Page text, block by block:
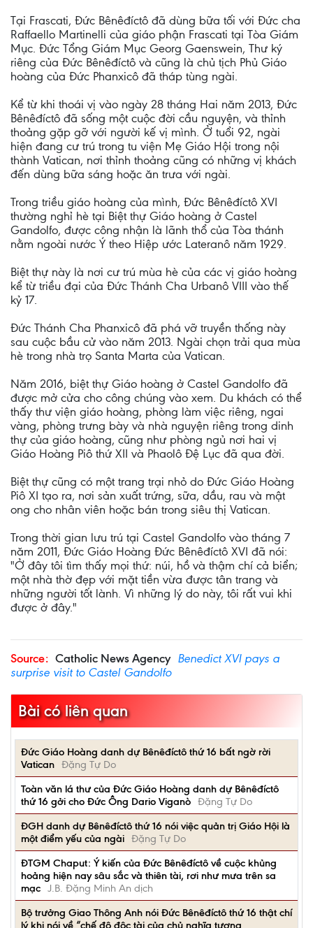
Tại Frascati, Đức Bênêđíctô đã dùng bữa tối với Đức cha
Raffaello Martinelli của giáo phận Frascati tại Tòa Giám
Mục. Đức Tổng Giám Mục Georg Gaenswein, Thư ký
riêng của Đức Bênêđíctô và cũng là chủ tịch Phủ Giáo
hoàng của Đức Phanxicô đã tháp tùng ngài.
Kể từ khi thoái vị vào ngày 28 tháng Hai năm 2013, Đức
Bênêđíctô đã sống một cuộc đời cầu nguyện, và thỉnh
thoảng gặp gỡ với người kế vị mình. Ở tuổi 92, ngài
hiện đang cư trú trong tu viện Mẹ Giáo Hội trong nội
thành Vatican, nơi thỉnh thoảng cũng có những vị khách
đến dùng bữa sáng hoặc ăn trưa với ngài.
Trong triều giáo hoàng của mình, Đức Bênêđíctô XVI
thường nghỉ hè tại Biệt thự Giáo hoàng ở Castel
Gandolfo, được công nhận là lãnh thổ của Tòa thánh
nằm ngoài nước Ý theo Hiệp ước Lateranô năm 1929.
Biệt thự này là nơi cư trú mùa hè của các vị giáo hoàng
kể từ triều đại của Đức Thánh Cha Urbanô VIII vào thế
kỷ 17.
Đức Thánh Cha Phanxicô đã phá vỡ truyền thống này
sau cuộc bầu cử vào năm 2013. Ngài chọn trải qua mùa
hè trong nhà trọ Santa Marta của Vatican.
Năm 2016, biệt thự Giáo hoàng ở Castel Gandolfo đã
được mở cửa cho công chúng vào xem. Du khách có thể
thấy thư viện giáo hoàng, phòng làm việc riêng, ngai
vàng, phòng trưng bày và nhà nguyện riêng trong dinh
thự của giáo hoàng, cũng như phòng ngủ nơi hai vị
Giáo Hoàng Piô thứ XII và Phaolô Đệ Lục đã qua đời.
Biệt thự cũng có một trang trại nhỏ do Đức Giáo Hoàng
Piô XI tạo ra, nơi sản xuất trứng, sữa, dầu, rau và mật
ong cho nhân viên hoặc bán trong siêu thị Vatican.
Trong thời gian lưu trú tại Castel Gandolfo vào tháng 7
năm 2011, Đức Giáo Hoàng Đức Bênêđíctô XVI đã nói:
"Ở đây tôi tìm thấy mọi thứ: núi, hồ và thậm chí cả biển;
một nhà thờ đẹp với mặt tiền vừa được tân trang và
những người tốt lành. Vì những lý do này, tôi rất vui khi
được ở đây."
Source: Catholic News Agency Benedict XVI pays a
surprise visit to Castel Gandolfo
Bài có liên quan
Đức Giáo Hoàng danh dự Bênêđíctô thứ 16 bất ngờ rời
Vatican Đặng Tự Do
Toàn văn lá thư của Đức Giáo Hoàng danh dự Bênêđíctô
thứ 16 gởi cho Đức Ông Dario Viganò Đặng Tự Do
ĐGH danh dự Bênêđíctô thứ 16 nói việc quản trị Giáo Hội là
một điểm yếu của ngài Đặng Tự Do
ĐTGM Chaput: Ý kiến của Đức Bênêđíctô về cuộc khủng
hoảng hiện nay sâu sắc và thiên tài, rơi như mưa trên sa
mạc J.B. Đặng Minh An dịch
Bộ trưởng Giao Thông Anh nói Đức Bênêđíctô thứ 16 thật chí
lý khi nói về “chế độ độc tài của chủ nghĩa tương